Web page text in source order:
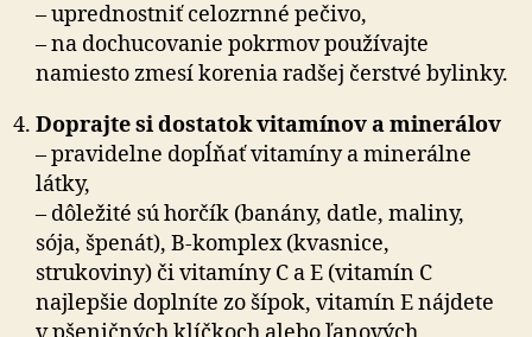
– uprednostniť celozrnné pečivo,
– na dochucovanie pokrmov používajte
namiesto zmesí korenia radšej čerstvé bylinky.
Doprajte si dostatok vitamínov a minerálov
– pravidelne dopĺňať vitamíny a minerálne
látky,
– dôležité sú horčík (banány, datle, maliny,
sója, špenát), B-komplex (kvasnice,
strukoviny) či vitamíny C a E (vitamín C
najlepšie doplníte zo šípok, vitamín E nájdete